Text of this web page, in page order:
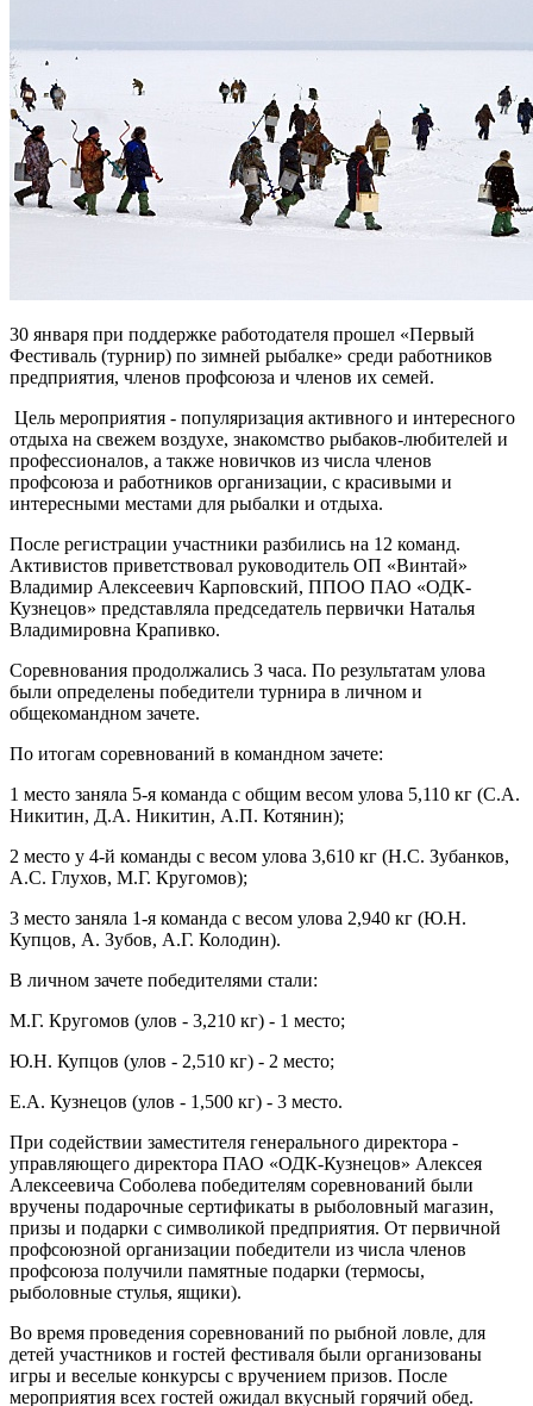
30 января при поддержке работодателя прошел «Первый
Фестиваль (турнир) по зимней рыбалке» среди работников
предприятия, членов профсоюза и членов их семей.
Цель мероприятия - популяризация активного и интересного
отдыха на свежем воздухе, знакомство рыбаков-любителей и
профессионалов, а также новичков из числа членов
профсоюза и работников организации, с красивыми и
интересными местами для рыбалки и отдыха.
После регистрации участники разбились на 12 команд.
Активистов приветствовал руководитель ОП «Винтай»
Владимир Алексеевич Карповский, ППОО ПАО «ОДК-
Кузнецов» представляла председатель первички Наталья
Владимировна Крапивко.
Соревнования продолжались 3 часа. По результатам улова
были определены победители турнира в личном и
общекомандном зачете.
По итогам соревнований в командном зачете:
1 место заняла 5-я команда с общим весом улова 5,110 кг (С.А.
Никитин, Д.А. Никитин, А.П. Котянин);
2 место у 4-й команды с весом улова 3,610 кг (Н.С. Зубанков,
А.С. Глухов, М.Г. Кругомов);
3 место заняла 1-я команда с весом улова 2,940 кг (Ю.Н.
Купцов, А. Зубов, А.Г. Колодин).
В личном зачете победителями стали:
М.Г. Кругомов (улов - 3,210 кг) - 1 место;
Ю.Н. Купцов (улов - 2,510 кг) - 2 место;
Е.А. Кузнецов (улов - 1,500 кг) - 3 место.
При содействии заместителя генерального директора -
управляющего директора ПАО «ОДК-Кузнецов» Алексея
Алексеевича Соболева победителям соревнований были
вручены подарочные сертификаты в рыболовный магазин,
призы и подарки с символикой предприятия. От первичной
профсоюзной организации победители из числа членов
профсоюза получили памятные подарки (термосы,
рыболовные стулья, ящики).
Во время проведения соревнований по рыбной ловле, для
детей участников и гостей фестиваля были организованы
игры и веселые конкурсы с вручением призов. После
мероприятия всех гостей ожидал вкусный горячий обед.